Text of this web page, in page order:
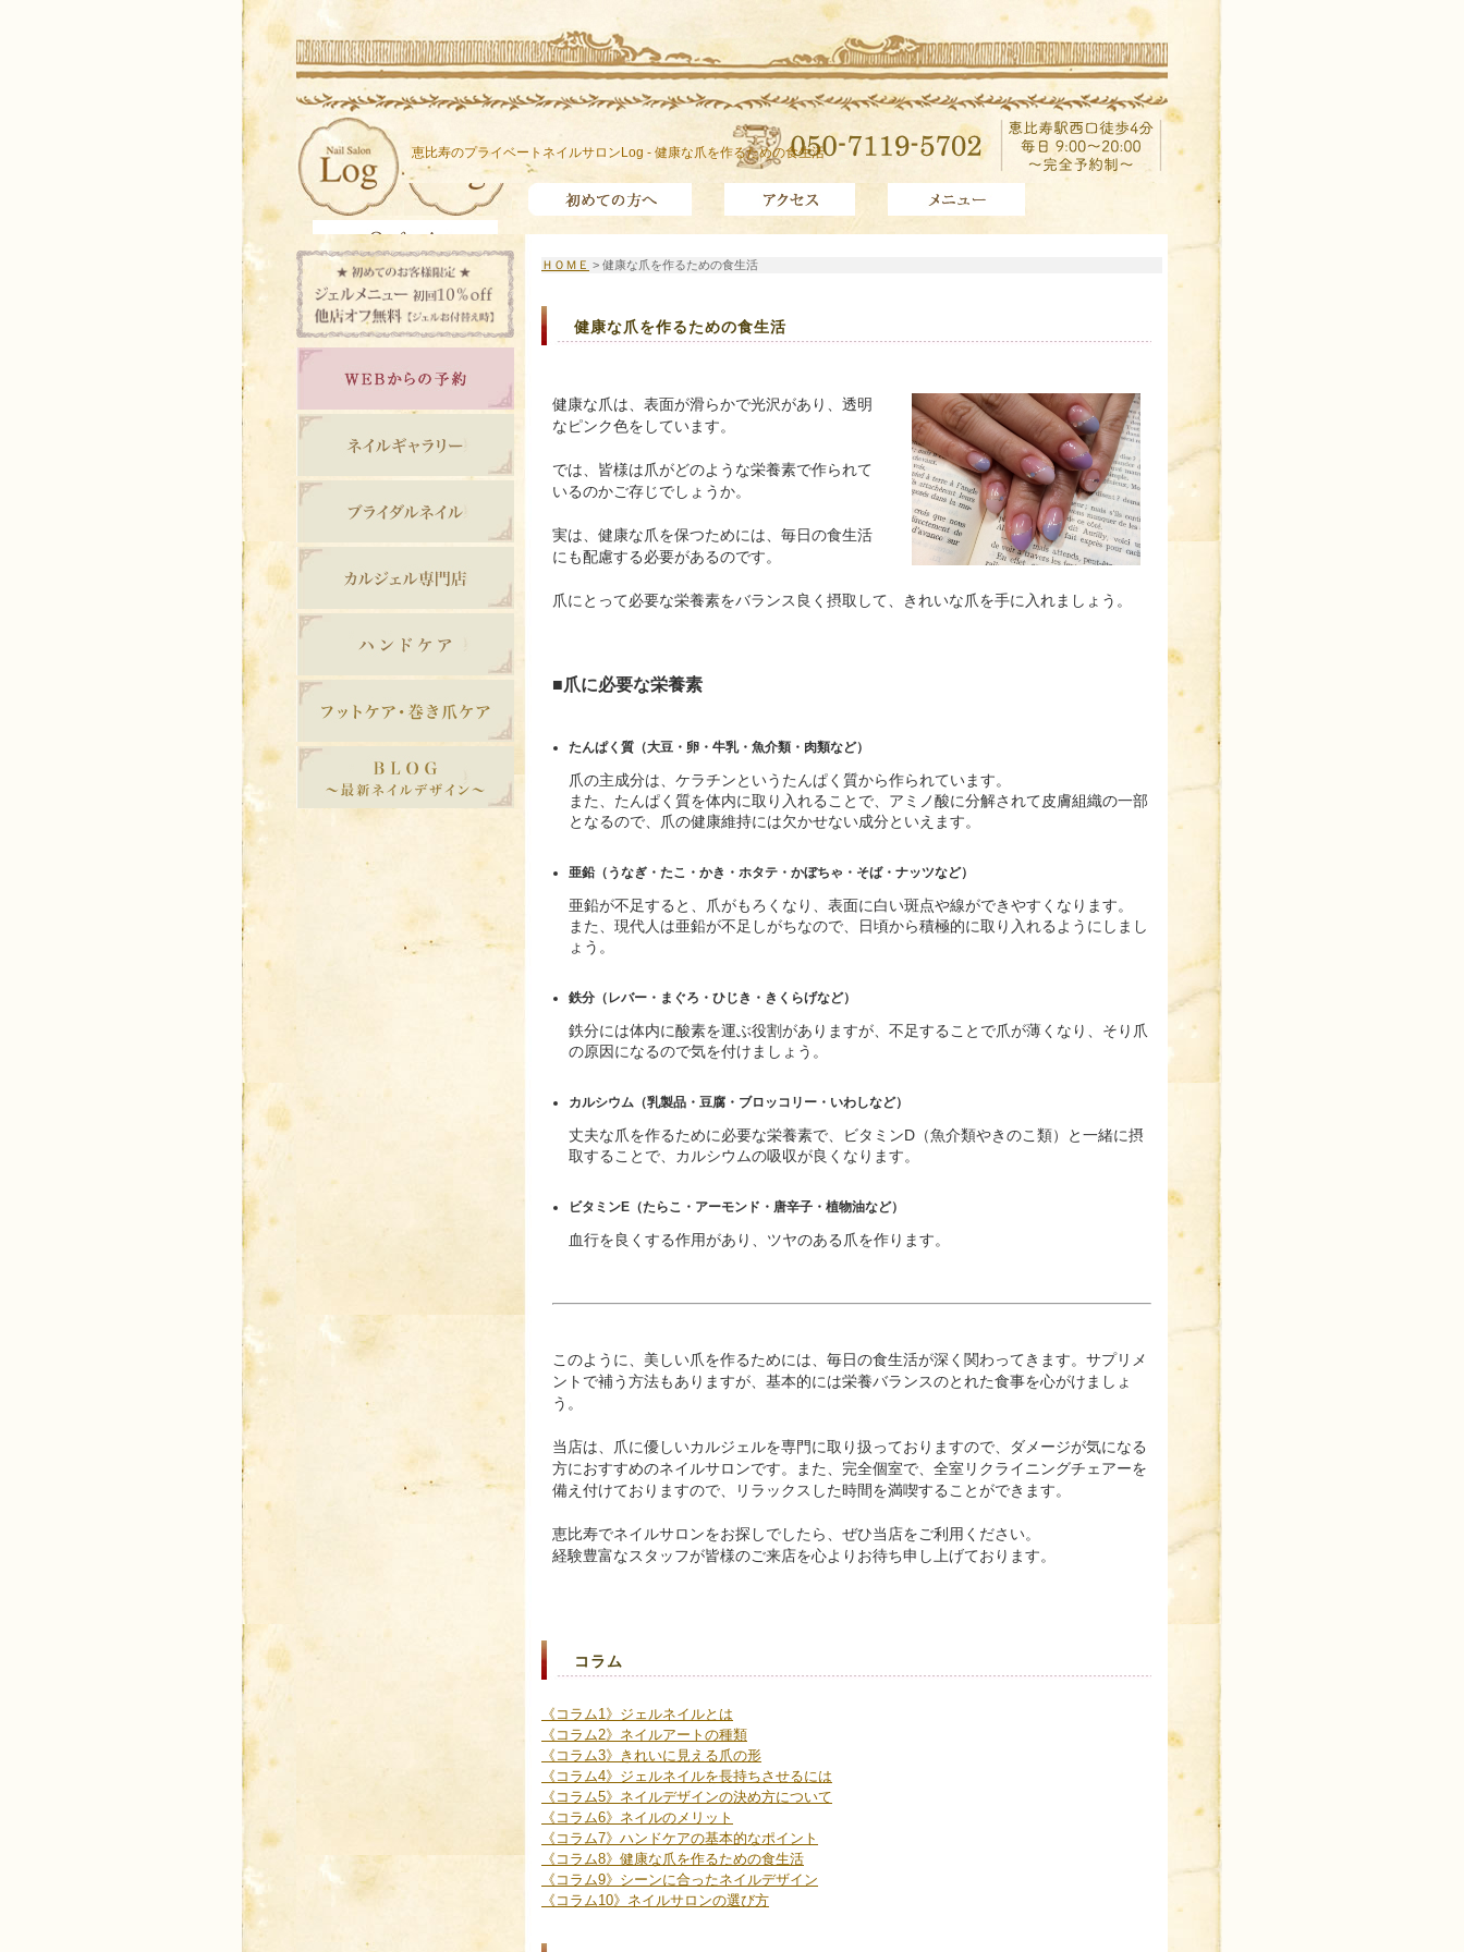
恵比寿のプライベートネイルサロンLog - 健康な爪を作るための食生活
ＨＯＭＥ > 健康な爪を作るための食生活
健康な爪を作るための食生活
健康な爪は、表面が滑らかで光沢があり、透明
なピンク色をしています。
では、皆様は爪がどのような栄養素で作られて
いるのかご存じでしょうか。
実は、健康な爪を保つためには、毎日の食生活
にも配慮する必要があるのです。
爪にとって必要な栄養素をバランス良く摂取して、きれいな爪を手に入れましょう。
■爪に必要な栄養素
たんぱく質（大豆・卵・牛乳・魚介類・肉類など）
爪の主成分は、ケラチンというたんぱく質から作られています。
また、たんぱく質を体内に取り入れることで、アミノ酸に分解されて皮膚組織の一部
となるので、爪の健康維持には欠かせない成分といえます。
亜鉛（うなぎ・たこ・かき・ホタテ・かぼちゃ・そば・ナッツなど）
亜鉛が不足すると、爪がもろくなり、表面に白い斑点や線ができやすくなります。
また、現代人は亜鉛が不足しがちなので、日頃から積極的に取り入れるようにしまし
ょう。
鉄分（レバー・まぐろ・ひじき・きくらげなど）
鉄分には体内に酸素を運ぶ役割がありますが、不足することで爪が薄くなり、そり爪
の原因になるので気を付けましょう。
カルシウム（乳製品・豆腐・ブロッコリー・いわしなど）
丈夫な爪を作るために必要な栄養素で、ビタミンD（魚介類やきのこ類）と一緒に摂
取することで、カルシウムの吸収が良くなります。
ビタミンE（たらこ・アーモンド・唐辛子・植物油など）
血行を良くする作用があり、ツヤのある爪を作ります。
このように、美しい爪を作るためには、毎日の食生活が深く関わってきます。サプリメ
ントで補う方法もありますが、基本的には栄養バランスのとれた食事を心がけましょ
う。
当店は、爪に優しいカルジェルを専門に取り扱っておりますので、ダメージが気になる
方におすすめのネイルサロンです。また、完全個室で、全室リクライニングチェアーを
備え付けておりますので、リラックスした時間を満喫することができます。
恵比寿でネイルサロンをお探しでしたら、ぜひ当店をご利用ください。
経験豊富なスタッフが皆様のご来店を心よりお待ち申し上げております。
コラム
《コラム1》ジェルネイルとは
《コラム2》ネイルアートの種類
《コラム3》きれいに見える爪の形
《コラム4》ジェルネイルを長持ちさせるには
《コラム5》ネイルデザインの決め方について
《コラム6》ネイルのメリット
《コラム7》ハンドケアの基本的なポイント
《コラム8》健康な爪を作るための食生活
《コラム9》シーンに合ったネイルデザイン
《コラム10》ネイルサロンの選び方